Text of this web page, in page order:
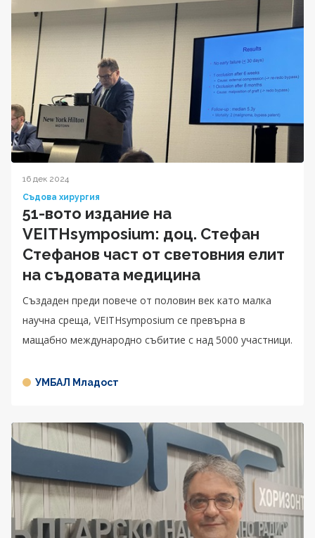
16 дек 2024
Съдова хирургия
51-вото издание на
VEITHsymposium: доц. Стефан
Стефанов част от световния елит
на съдовата медицина
Създаден преди повече от половин век като малка
научна среща, VEITHsymposium се превърна в
мащабно международно събитие с над 5000 участници.
УМБАЛ Младост